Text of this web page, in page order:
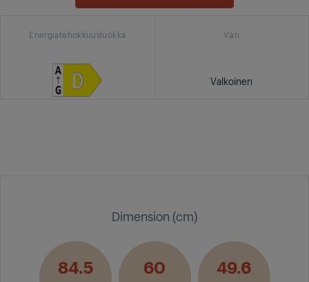
Energiatehokkuusluokka Väri
Valkoinen
Dimension (cm)
84.5 60 49.6